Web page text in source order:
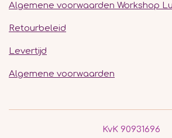
Algemene voorwaarden Workshop
Retourbeleid
Levertijd
Algemene voorwaarden
KvK 90931696